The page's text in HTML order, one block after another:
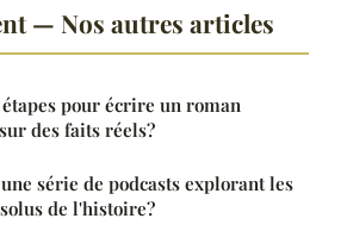
— Nos autres articles
pour écrire un roman
des faits réels?
série de podcasts explorant les
de l'histoire?